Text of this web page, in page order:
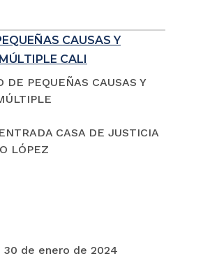
CAUSAS Y
CALI
DE PEQUEÑAS CAUSAS Y
CASA DE JUSTICIA
LÓPEZ
30 de enero de 2024